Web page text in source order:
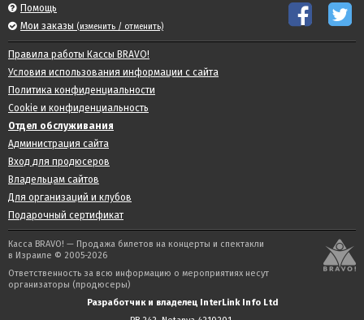
Помощь
Мои заказы (изменить / отменить)
Правила работы Кассы BRAVO!
Условия использования информации с сайта
Политика конфиденциальности
Cookie и конфиденциальность
Отдел обслуживания
Администрация сайта
Вход для продюсеров
Владельцам сайтов
Для организаций и клубов
Подарочный сертификат
Касса BRAVO! — Продажа билетов на концерты и спектакли
в Израиле © 2005-2026
Ответственность за всю информацию о мероприятиях несут
организаторы (продюсеры)
Разработчик и владелец InterLink Info Ltd